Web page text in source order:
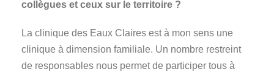
collègues et ceux sur le territoire ?
La clinique des Eaux Claires est à mon sens une
clinique à dimension familiale. Un nombre restreint
de responsables nous permet de participer tous à